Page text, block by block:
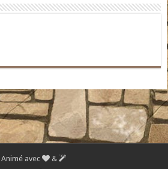
Animé avec &